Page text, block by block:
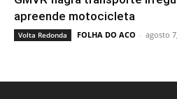
apreende motocicleta
Volta Redonda FOLHA DO ACO - agosto